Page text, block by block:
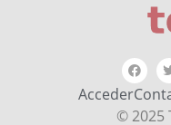
Acceder
© 2025